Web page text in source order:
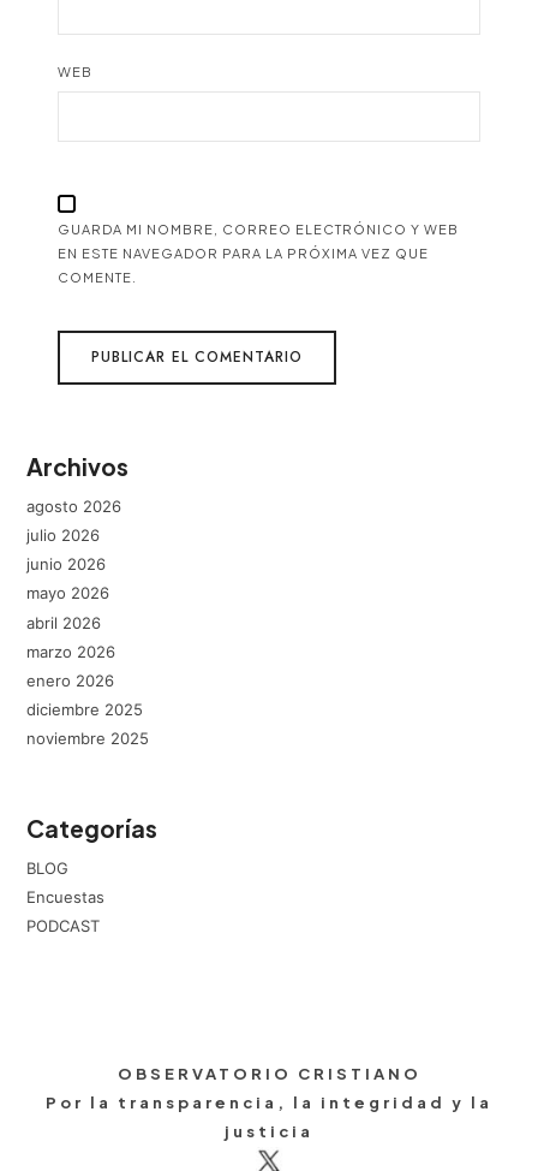
WEB
GUARDA MI NOMBRE, CORREO ELECTRÓNICO Y WEB
EN ESTE NAVEGADOR PARA LA PRÓXIMA VEZ QUE
COMENTE.
Archivos
agosto 2026
julio 2026
junio 2026
mayo 2026
abril 2026
marzo 2026
enero 2026
diciembre 2025
noviembre 2025
Categorías
BLOG
Encuestas
PODCAST
OBSERVATORIO CRISTIANO
Por la transparencia, la integridad y la
justicia